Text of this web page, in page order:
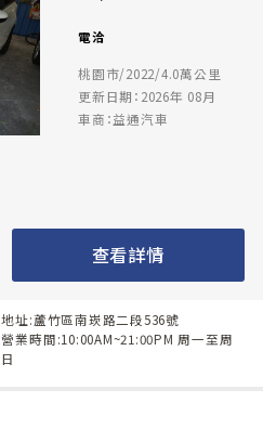
電洽
桃園市/2022/4.0萬公里
更新日期：2026年 08月
車商：益通汽車
查看詳情
地址:蘆竹區南崁路二段536號
營業時間:10:00AM~21:00PM 周一至周
日